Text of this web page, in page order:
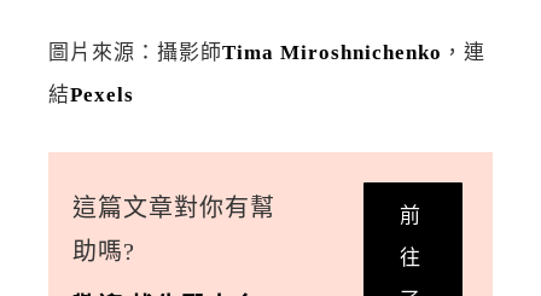
圖片來源：攝影師Tima Miroshnichenko ，連
結Pexels
這篇文章對你有幫
助嗎?
前
往